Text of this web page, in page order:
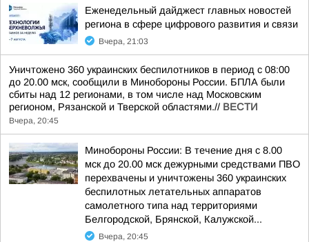
Еженедельный дайджест главных новостей
региона в сфере цифрового развития и связи
Вчера, 21:03
Уничтожено 360 украинских беспилотников в период с 08:00
до 20.00 мск, сообщили в Минобороны России. БПЛА были
сбиты над 12 регионами, в том числе над Московским
регионом, Рязанской и Тверской областями.// ВЕСТИ
Вчера, 20:45
Минобороны России: В течение дня с 8.00
мск до 20.00 мск дежурными средствами ПВО
перехвачены и уничтожены 360 украинских
беспилотных летательных аппаратов
самолетного типа над территориями
Белгородской, Брянской, Калужской...
Вчера, 20:45